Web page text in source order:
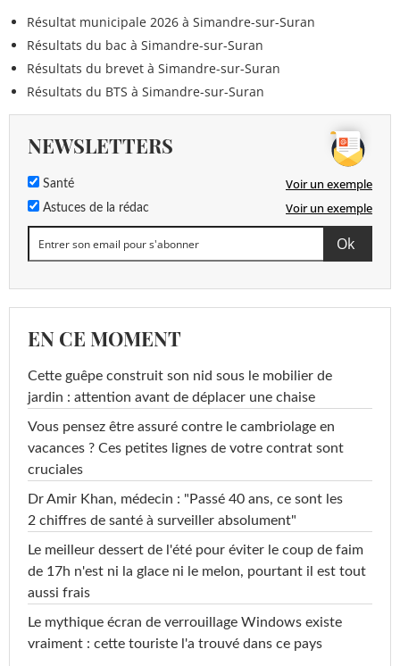
Résultat municipale 2026 à Simandre-sur-Suran
Résultats du bac à Simandre-sur-Suran
Résultats du brevet à Simandre-sur-Suran
Résultats du BTS à Simandre-sur-Suran
NEWSLETTERS
Santé Voir un exemple
Astuces de la rédac Voir un exemple
EN CE MOMENT
Cette guêpe construit son nid sous le mobilier de
jardin : attention avant de déplacer une chaise
Vous pensez être assuré contre le cambriolage en
vacances ? Ces petites lignes de votre contrat sont
cruciales
Dr Amir Khan, médecin : "Passé 40 ans, ce sont les
2 chiffres de santé à surveiller absolument"
Le meilleur dessert de l'été pour éviter le coup de faim
de 17h n'est ni la glace ni le melon, pourtant il est tout
aussi frais
Le mythique écran de verrouillage Windows existe
vraiment : cette touriste l'a trouvé dans ce pays